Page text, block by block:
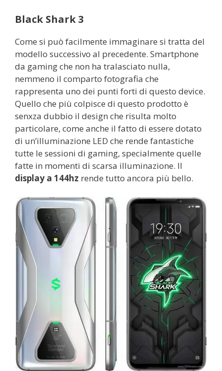
Black Shark 3
Come si può facilmente immaginare si tratta del
modello successivo al precedente. Smartphone
da gaming che non ha tralasciato nulla,
nemmeno il comparto fotografia che
rappresenta uno dei punti forti di questo device.
Quello che più colpisce di questo prodotto è
senxza dubbio il design che risulta molto
particolare, come anche il fatto di essere dotato
di un’illuminazione LED che rende fantastiche
tutte le sessioni di gaming, specialmente quelle
fatte in momenti di scarsa illuminazione. Il
display a 144hz rende tutto ancora più bello.